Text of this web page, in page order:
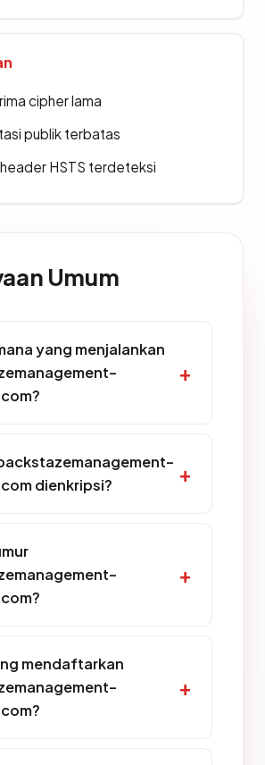
cipher lama
publik terbatas
HSTS terdeteksi
Umum
yang menjalankan
dienkripsi?
mendaftarkan